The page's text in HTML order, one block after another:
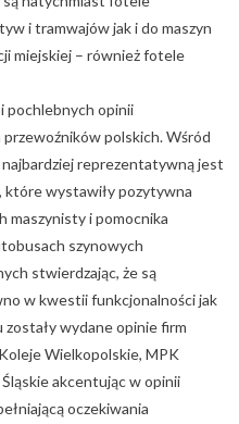
i tramwajów jak i do maszyn
miejskiej – również fotele
pochlebnych opinii
polskich. Wśród
reprezentatywną jest
które wystawiły pozytywna
maszynisty i pomocnika
szynowych
stwierdzając, że są
w kwestii funkcjonalności jak
wydane opinie firm
Wielkopolskie, MPK
akcentując w opinii
oczekiwania